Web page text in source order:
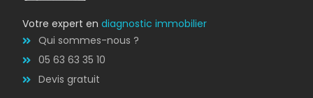
Votre expert endiagnostic immobilier
Qui sommes-nous ?
05 63 63 35 10
Devis gratuit